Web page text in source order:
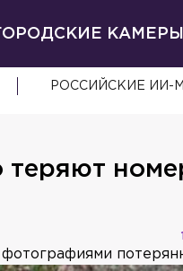
КАМЕРЫ
РОССИЙСКИЕ ИИ-